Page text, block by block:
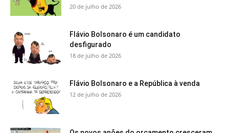
20 de julho de 2026
Flávio Bolsonaro é um candidato
desfigurado
18 de julho de 2026
Flávio Bolsonaro e a República à venda
12 de julho de 2026